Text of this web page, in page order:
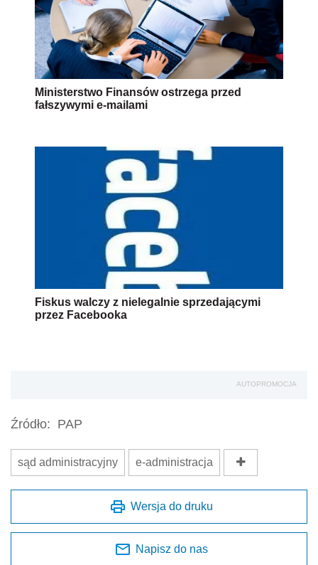
Ministerstwo Finansów ostrzega przed
fałszywymi e-mailami
Fiskus walczy z nielegalnie sprzedającymi
przez Facebooka
AUTOPROMOCJA
Źródło: PAP
sąd administracyjny e-administracja
Wersja do druku
Napisz do nas